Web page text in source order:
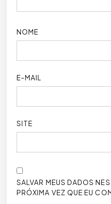
NOME
E-MAIL
SITE
SALVAR MEUS DADOS
PRÓXIMA VEZ QUE EU